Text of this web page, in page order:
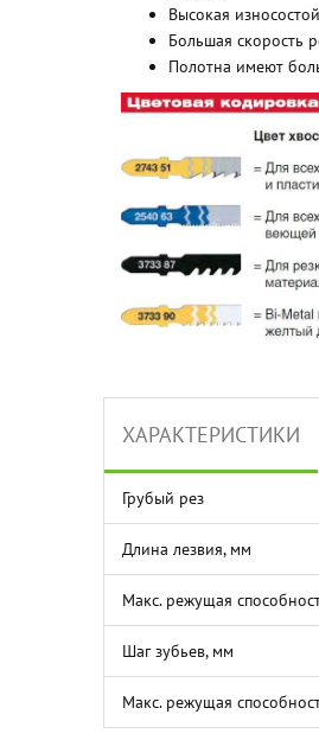
Высокая
Большая скорость
Полотна имеют
ХАРАКТЕРИСТИКИ
Грубый рез
Длина лезвия, мм
Макс. режущая
Шаг зубьев, мм
Макс. режущая